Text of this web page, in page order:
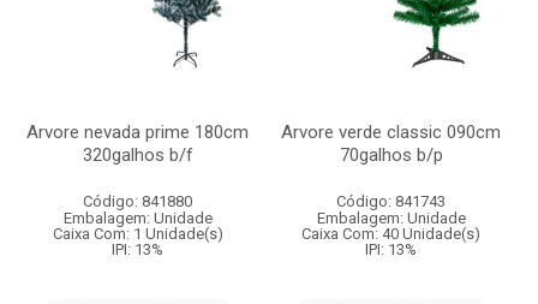
Arvore nevada prime 180cm
320galhos b/f
Código: 841880
Embalagem: Unidade
Caixa Com: 1 Unidade(s)
IPI: 13%
Arvore verde classic 090cm
70galhos b/p
Código: 841743
Embalagem: Unidade
Caixa Com: 40 Unidade(s)
IPI: 13%